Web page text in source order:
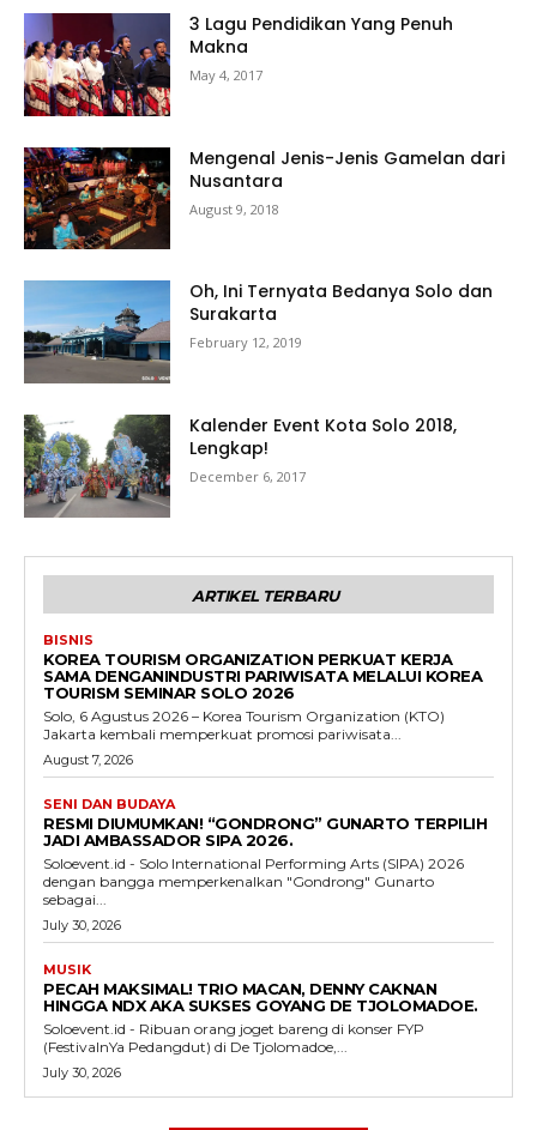
3 Lagu Pendidikan Yang Penuh
Makna
May 4, 2017
Mengenal Jenis-Jenis Gamelan dari
Nusantara
August 9, 2018
Oh, Ini Ternyata Bedanya Solo dan
Surakarta
February 12, 2019
Kalender Event Kota Solo 2018,
Lengkap!
December 6, 2017
ARTIKEL TERBARU
BISNIS
KOREA TOURISM ORGANIZATION PERKUAT KERJA
SAMA DENGANINDUSTRI PARIWISATA MELALUI KOREA
TOURISM SEMINAR SOLO 2026
Solo, 6 Agustus 2026 – Korea Tourism Organization (KTO)
Jakarta kembali memperkuat promosi pariwisata...
August 7, 2026
SENI DAN BUDAYA
RESMI DIUMUMKAN! “GONDRONG” GUNARTO TERPILIH
JADI AMBASSADOR SIPA 2026.
Soloevent.id - Solo International Performing Arts (SIPA) 2026
dengan bangga memperkenalkan "Gondrong" Gunarto
sebagai...
July 30, 2026
MUSIK
PECAH MAKSIMAL! TRIO MACAN, DENNY CAKNAN
HINGGA NDX AKA SUKSES GOYANG DE TJOLOMADOE.
Soloevent.id - Ribuan orang joget bareng di konser FYP
(FestivalnYa Pedangdut) di De Tjolomadoe,...
July 30, 2026